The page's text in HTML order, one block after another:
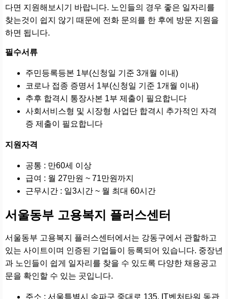
다면 지원해보시기 바랍니다. 노인들의 경우 좋은 일자리를
찾는것이 쉽지 않기 때문에 전화 문의를 한 후에 방문 지원을
하면 됩니다.
필수서류
주민등록등본 1부(신청일 기준 3개월 이내)
코로나 접종 증명서 1부(신청일 기준 1개월 이내)
추후 합격시 통장사본 1부 제출이 필요합니다
사회서비스형 및 시장형 사업단 합격시 추가적인 자격
증 제출이 필요합니다
지원자격
공통 : 만60세 이상
급여 : 월 27만원 ~ 71만원까지
근무시간 : 일3시간 ~ 월 최대 60시간
서울동부 고용복지 플러스센터
서울동부 고용복지 플러스센터에서는 강동구에서 관할하고
있는 사이트이며 인증된 기업들이 등록되어 있습니다. 중장년
과 노인들이 쉽게 일자리를 찾을 수 있도록 다양한 채용공고
문을 확인할 수 있는 곳입니다.
주소 : 서울특별시 송파구 중대로 135, IT벤처타워 동관